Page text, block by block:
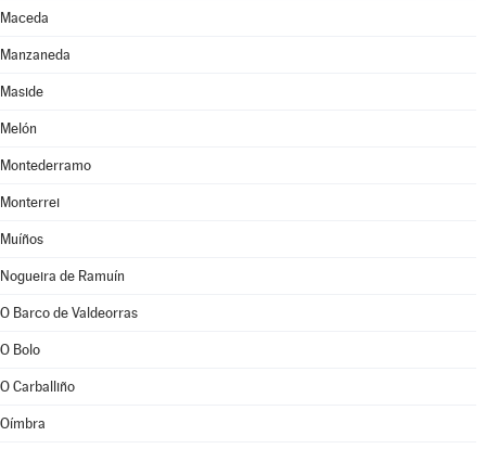
Maceda
Manzaneda
Maside
Melón
Montederramo
Monterrei
Muíños
Nogueira de Ramuín
O Barco de Valdeorras
O Bolo
O Carballiño
Oímbra